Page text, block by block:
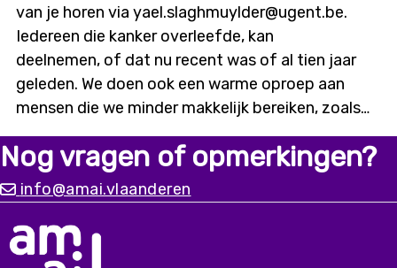
van je horen via yael.slaghmuylder@ugent.be.
Iedereen die kanker overleefde, kan
deelnemen, of dat nu recent was of al tien jaar
geleden. We doen ook een warme oproep aan
mensen die we minder makkelijk bereiken, zoals
digitaal kwetsbaren of mensen met een
migratieachtergrond. Alleen met input vanuit
diverse ervaringen kunnen we
een chatbot bouwen die er écht is voor iedereen.
Nog vragen of opmerkingen?
info@amai.vlaanderen